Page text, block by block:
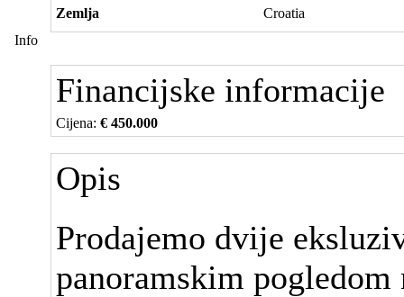
Zemlja
Croatia
Info
Financijske informacije
Cijena: € 450.000
Opis
Prodajemo dvije
panoramskim pogledom